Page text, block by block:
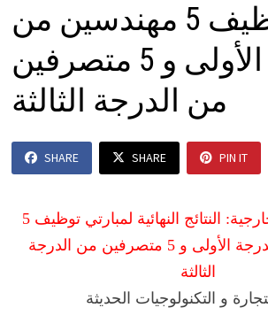
توظيف 5 مهندسين من
الدرجة الأولى و 5 متصرفين
من الدرجة الثالثة
SHARE SHARE PIN IT
قطاع التجارة الخارجية: النتائج النهائية لمبارتي توظيف 5
مهندسين من الدرجة الأولى و 5 متصرفين من الدرجة
الثالثة
و التكنولوجيات الحديثة